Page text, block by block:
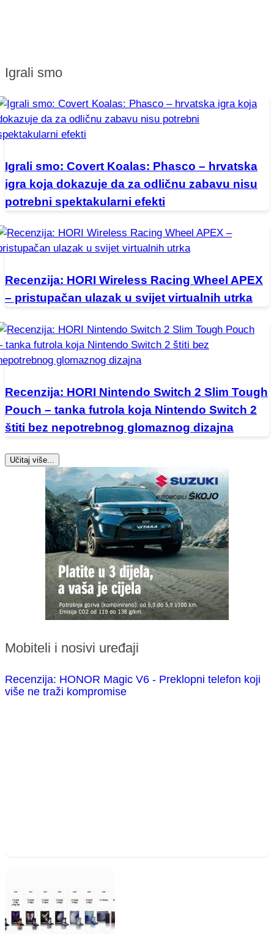
Igrali smo
Igrali smo: Covert Koalas: Phasco – hrvatska
igra koja dokazuje da za odličnu zabavu nisu
potrebni spektakularni efekti
Recenzija: HORI Wireless Racing Wheel APEX
– pristupačan ulazak u svijet virtualnih utrka
Recenzija: HORI Nintendo Switch 2 Slim Tough
Pouch – tanka futrola koja Nintendo Switch 2
štiti bez nepotrebnog glomaznog dizajna
Učitaj više...
Mobiteli i nosivi uređaji
Recenzija: HONOR Magic V6 - Preklopni telefon koji
više ne traži kompromise